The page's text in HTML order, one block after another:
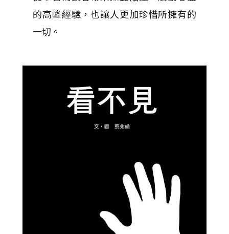
的高峰經驗，也讓人更加珍惜所擁有的
一切。